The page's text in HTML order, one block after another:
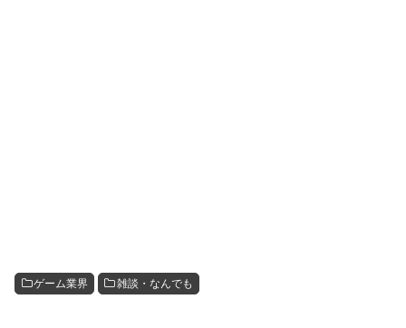
ゲーム業界 雑談・なんでも